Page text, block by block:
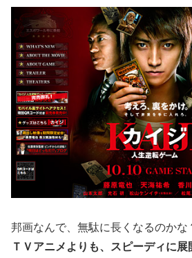
邦画なんで、無駄に長くなるのかな
ＴＶアニメよりも、スピーディに展